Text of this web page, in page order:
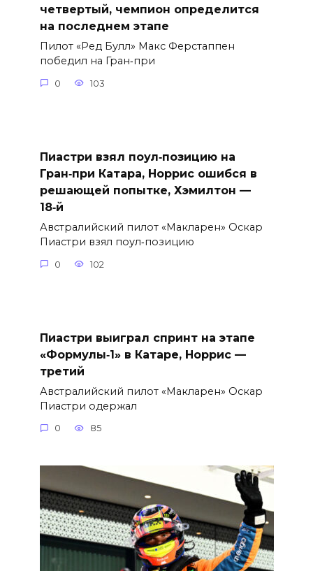
четвертый, чемпион определится
на последнем этапе
Пилот «Ред Булл» Макс Ферстаппен
победил на Гран‑при
0 103
Пиастри взял поул‑позицию на
Гран‑при Катара, Норрис ошибся в
решающей попытке, Хэмилтон —
18‑й
Австралийский пилот «Макларен» Оскар
Пиастри взял поул‑позицию
0 102
Пиастри выиграл спринт на этапе
«Формулы‑1» в Катаре, Норрис —
третий
Австралийский пилот «Макларен» Оскар
Пиастри одержал
0 85